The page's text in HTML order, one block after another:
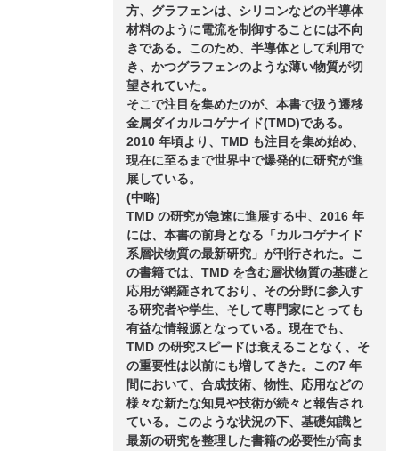
方、グラフェンは、シリコンなどの半導体
材料のように電流を制御することには不向
きである。このため、半導体として利用で
き、かつグラフェンのような薄い物質が切
望されていた。
そこで注目を集めたのが、本書で扱う遷移
金属ダイカルコゲナイド(TMD)である。
2010 年頃より、TMD も注目を集め始め、
現在に至るまで世界中で爆発的に研究が進
展している。
(中略)
TMD の研究が急速に進展する中、2016 年
には、本書の前身となる「カルコゲナイド
系層状物質の最新研究」が刊行された。こ
の書籍では、TMD を含む層状物質の基礎と
応用が網羅されており、その分野に参入す
る研究者や学生、そして専門家にとっても
有益な情報源となっている。現在でも、
TMD の研究スピードは衰えることなく、そ
の重要性は以前にも増してきた。この7 年
間において、合成技術、物性、応用などの
様々な新たな知見や技術が続々と報告され
ている。このような状況の下、基礎知識と
最新の研究を整理した書籍の必要性が高ま